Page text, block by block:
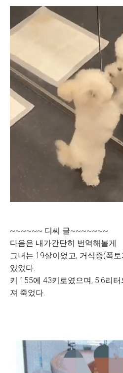
~~~~~~ 디씨 글~~~~~~~
다음은 내가간단히 번역해볼게
그녀는 19살이었고, 거식증(폭
있었다.
키 155에 43키로였으며, 5.6리
져 죽었다.